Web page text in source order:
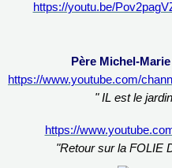
https://youtu.be/
Père Michel-
https://www.youtube.com/
" IL est le
https://
"Retour sur la FOLIE